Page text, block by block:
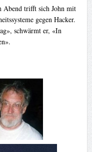
Abend trifft sich John mit
gegen Hacker.
schwärmt er, «In